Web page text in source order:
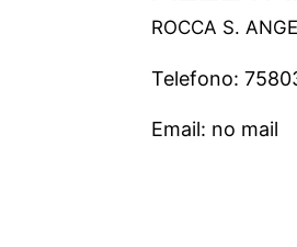
ROCCA S.
Telefono:
Email: no mail